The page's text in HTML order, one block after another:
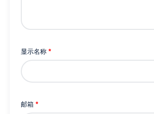
显示名称 *
邮箱 *